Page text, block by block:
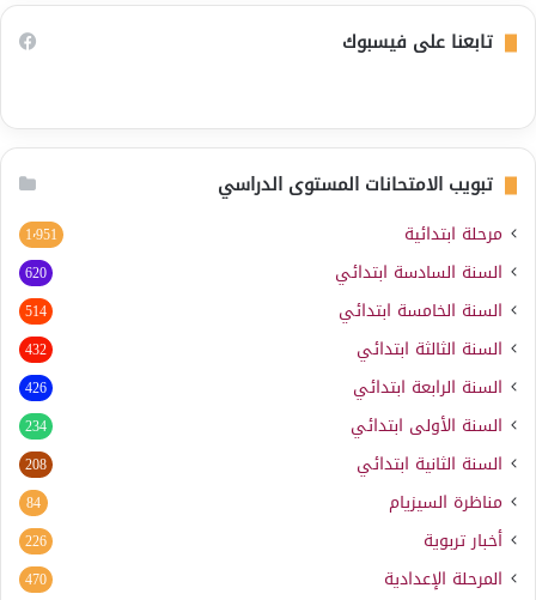
تابعنا على فيسبوك
تبويب الامتحانات المستوى الدراسي
مرحلة ابتدائية 1٬951
السنة السادسة ابتدائي 620
السنة الخامسة ابتدائي 514
السنة الثالثة ابتدائي 432
السنة الرابعة ابتدائي 426
السنة الأولى ابتدائي 234
السنة الثانية ابتدائي 208
مناظرة السيزيام 84
أخبار تربوية 226
المرحلة الإعدادية 470